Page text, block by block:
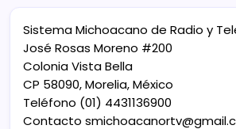
Sistema Michoacano de Radio y
José Rosas Moreno #200
Colonia Vista Bella
CP 58090, Morelia, México
Teléfono (01) 4431136900
Contacto